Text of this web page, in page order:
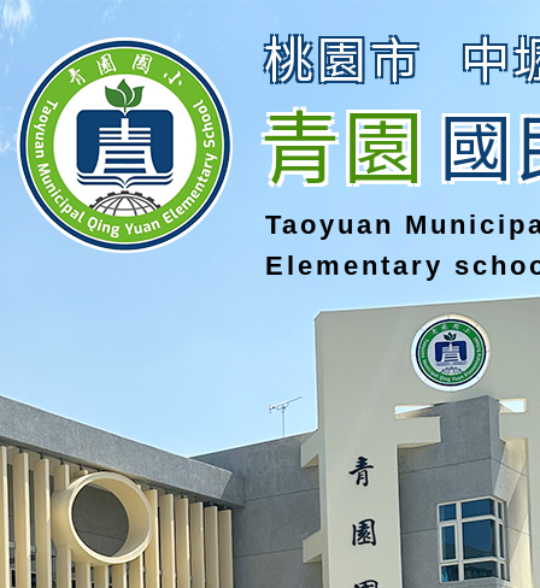
桃園市 中
青園國
Taoyuan
Elementary